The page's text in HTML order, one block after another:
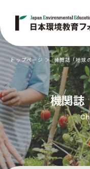
機関誌
トップページ 機関誌「地球